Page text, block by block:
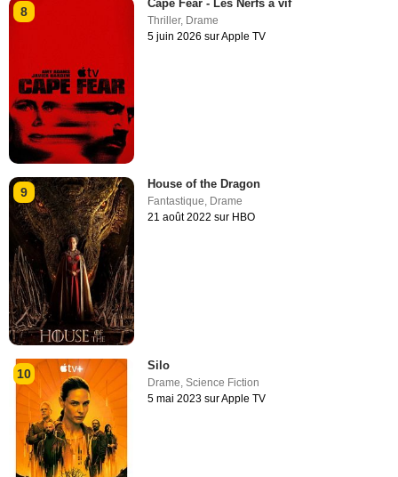
8
Cape Fear - Les Nerfs à vif
Thriller, Drame
5 juin 2026 sur Apple TV
9
House of the Dragon
Fantastique, Drame
21 août 2022 sur HBO
10
Silo
Drame ,Science Fiction
5 mai 2023 sur Apple TV